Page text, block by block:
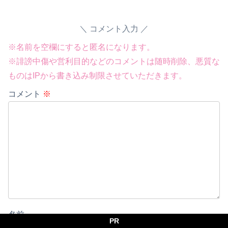
コメント入力
※名前を空欄にすると匿名になります。
※誹謗中傷や営利目的などのコメントは随時削除、悪質な
ものはIPから書き込み制限させていただきます。
コメント ※
名前
PR